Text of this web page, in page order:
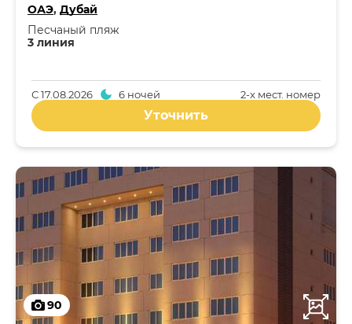
ОАЭ, Дубай
3 линия
Песчаный пляж
2-x мест. номер
С17.08.2026 6 ночей
Уточнить
90